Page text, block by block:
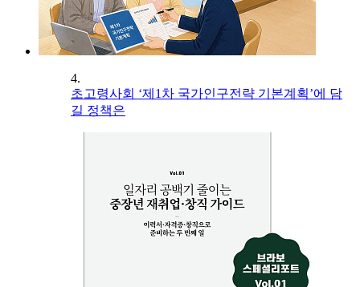
4.
초고령사회 ‘제1차 국가인구전략 기본계획’에 담
길 정책은